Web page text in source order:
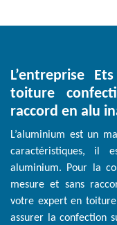
L’entreprise
toiture
raccord en alu
L’aluminium est un
caractéristiques, il
aluminium. Pour la
mesure et sans
votre expert en
assurer la confection